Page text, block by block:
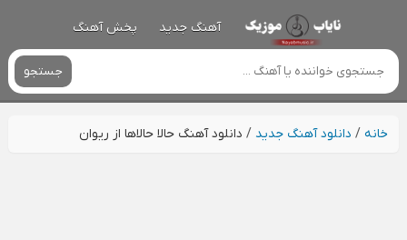
آهنگ جدید پخش آهنگ
جستجو
خانه/ دانلود آهنگ جدید / دانلود آهنگ حالا حالاها از ریوان